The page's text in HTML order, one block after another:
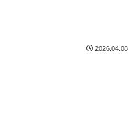
2026.04.08